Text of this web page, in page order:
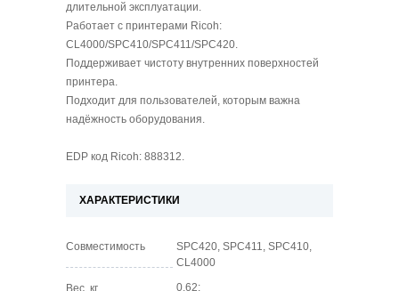
длительной эксплуатации.
Работает с принтерами Ricoh:
CL4000/SPC410/SPC411/SPC420.
Поддерживает чистоту внутренних поверхностей
принтера.
Подходит для пользователей, которым важна
надёжность оборудования.
EDP код Ricoh: 888312.
ХАРАКТЕРИСТИКИ
Совместимость
SPC420, SPC411, SPC410,
CL4000
0.62;